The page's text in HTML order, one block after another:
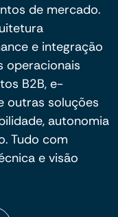
de mercado.
e integração
operacionais
B2B, e-
outras soluções
autonomia
Tudo com
e visão